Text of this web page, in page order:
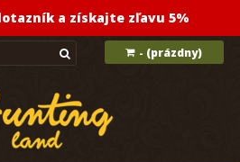
a získajte zľavu 5%
- (prázdny)